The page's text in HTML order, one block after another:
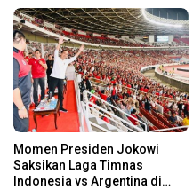
Momen Presiden Jokowi
Saksikan Laga Timnas
Indonesia vs Argentina di